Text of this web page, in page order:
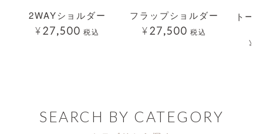
2WAYショルダー
¥27,500 税込
フラップショルダー
¥27,500 税込
トー
¥
SEARCH BY CATEGORY